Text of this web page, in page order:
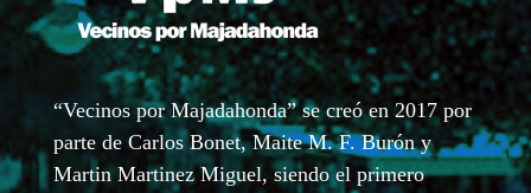
“Vecinos por Majadahonda” se creó en 2017 por
parte de Carlos Bonet, Maite M. F. Burón y
Martin Martinez Miguel, siendo el primero